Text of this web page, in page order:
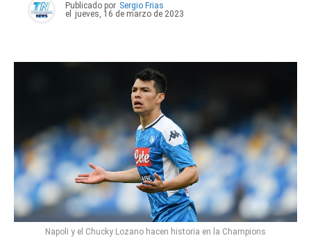
Publicado por Sergio Frias
el
jueves, 16 de marzo de 2023
Napoli y el Chucky Lozano hacen historia en la Champions